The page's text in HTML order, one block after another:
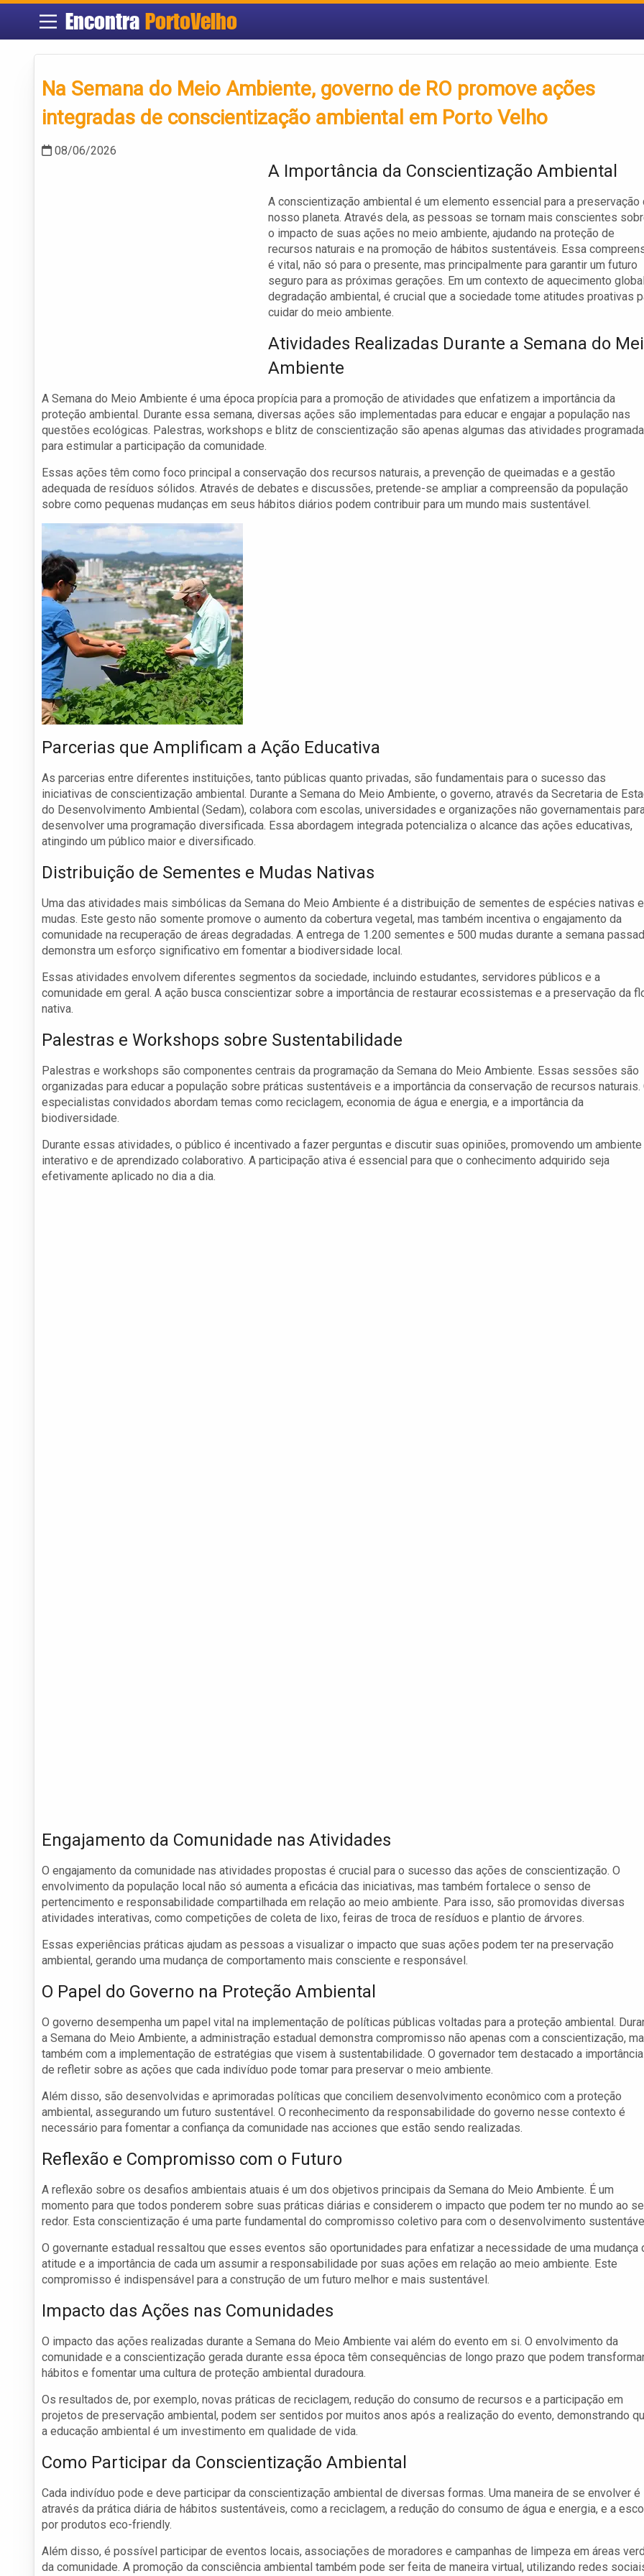
Encontra PortoVelho
Na Semana do Meio Ambiente, governo de RO promove ações
integradas de conscientização ambiental em Porto Velho
08/06/2026
A Importância da Conscientização Ambiental
A conscientização ambiental é um elemento essencial para a preservação
nosso planeta. Através dela, as pessoas se tornam mais conscientes
o impacto de suas ações no meio ambiente, ajudando na proteção de
recursos naturais e na promoção de hábitos sustentáveis. Essa
é vital, não só para o presente, mas principalmente para garantir um futuro
seguro para as próximas gerações. Em um contexto de aquecimento
degradação ambiental, é crucial que a sociedade tome atitudes proativas
cuidar do meio ambiente.
Atividades Realizadas Durante a Semana do
Ambiente
A Semana do Meio Ambiente é uma época propícia para a promoção de atividades que enfatizem a importância da
proteção ambiental. Durante essa semana, diversas ações são implementadas para educar e engajar a população nas
questões ecológicas. Palestras, workshops e blitz de conscientização são apenas algumas das atividades
para estimular a participação da comunidade.
Essas ações têm como foco principal a conservação dos recursos naturais, a prevenção de queimadas e a gestão
adequada de resíduos sólidos. Através de debates e discussões, pretende-se ampliar a compreensão da população
sobre como pequenas mudanças em seus hábitos diários podem contribuir para um mundo mais sustentável.
Parcerias que Amplificam a Ação Educativa
As parcerias entre diferentes instituições, tanto públicas quanto privadas, são fundamentais para o sucesso das
iniciativas de conscientização ambiental. Durante a Semana do Meio Ambiente, o governo, através da Secretaria de
do Desenvolvimento Ambiental (Sedam), colabora com escolas, universidades e organizações não governamentais
desenvolver uma programação diversificada. Essa abordagem integrada potencializa o alcance das ações educativas,
atingindo um público maior e diversificado.
Distribuição de Sementes e Mudas Nativas
Uma das atividades mais simbólicas da Semana do Meio Ambiente é a distribuição de sementes de espécies nativas e
mudas. Este gesto não somente promove o aumento da cobertura vegetal, mas também incentiva o engajamento da
comunidade na recuperação de áreas degradadas. A entrega de 1.200 sementes e 500 mudas durante a semana
demonstra um esforço significativo em fomentar a biodiversidade local.
Essas atividades envolvem diferentes segmentos da sociedade, incluindo estudantes, servidores públicos e a
comunidade em geral. A ação busca conscientizar sobre a importância de restaurar ecossistemas e a preservação da
nativa.
Palestras e Workshops sobre Sustentabilidade
Palestras e workshops são componentes centrais da programação da Semana do Meio Ambiente. Essas sessões são
organizadas para educar a população sobre práticas sustentáveis e a importância da conservação de recursos naturais.
especialistas convidados abordam temas como reciclagem, economia de água e energia, e a importância da
biodiversidade.
Durante essas atividades, o público é incentivado a fazer perguntas e discutir suas opiniões, promovendo um ambiente
interativo e de aprendizado colaborativo. A participação ativa é essencial para que o conhecimento adquirido seja
efetivamente aplicado no dia a dia.
Engajamento da Comunidade nas Atividades
O engajamento da comunidade nas atividades propostas é crucial para o sucesso das ações de conscientização. O
envolvimento da população local não só aumenta a eficácia das iniciativas, mas também fortalece o senso de
pertencimento e responsabilidade compartilhada em relação ao meio ambiente. Para isso, são promovidas diversas
atividades interativas, como competições de coleta de lixo, feiras de troca de resíduos e plantio de árvores.
Essas experiências práticas ajudam as pessoas a visualizar o impacto que suas ações podem ter na preservação
ambiental, gerando uma mudança de comportamento mais consciente e responsável.
O Papel do Governo na Proteção Ambiental
O governo desempenha um papel vital na implementação de políticas públicas voltadas para a proteção ambiental.
a Semana do Meio Ambiente, a administração estadual demonstra compromisso não apenas com a conscientização,
também com a implementação de estratégias que visem à sustentabilidade. O governador tem destacado a importância
de refletir sobre as ações que cada indivíduo pode tomar para preservar o meio ambiente.
Além disso, são desenvolvidas e aprimoradas políticas que conciliem desenvolvimento econômico com a proteção
ambiental, assegurando um futuro sustentável. O reconhecimento da responsabilidade do governo nesse contexto é
necessário para fomentar a confiança da comunidade nas acciones que estão sendo realizadas.
Reflexão e Compromisso com o Futuro
A reflexão sobre os desafios ambientais atuais é um dos objetivos principais da Semana do Meio Ambiente. É um
momento para que todos ponderem sobre suas práticas diárias e considerem o impacto que podem ter no mundo ao
redor. Esta conscientização é uma parte fundamental do compromisso coletivo para com o desenvolvimento
O governante estadual ressaltou que esses eventos são oportunidades para enfatizar a necessidade de uma mudança
atitude e a importância de cada um assumir a responsabilidade por suas ações em relação ao meio ambiente. Este
compromisso é indispensável para a construção de um futuro melhor e mais sustentável.
Impacto das Ações nas Comunidades
O impacto das ações realizadas durante a Semana do Meio Ambiente vai além do evento em si. O envolvimento da
comunidade e a conscientização gerada durante essa época têm consequências de longo prazo que podem
hábitos e fomentar uma cultura de proteção ambiental duradoura.
Os resultados de, por exemplo, novas práticas de reciclagem, redução do consumo de recursos e a participação em
projetos de preservação ambiental, podem ser sentidos por muitos anos após a realização do evento, demonstrando
a educação ambiental é um investimento em qualidade de vida.
Como Participar da Conscientização Ambiental
Cada indivíduo pode e deve participar da conscientização ambiental de diversas formas. Uma maneira de se envolver é
através da prática diária de hábitos sustentáveis, como a reciclagem, a redução do consumo de água e energia, e a
por produtos eco-friendly.
Além disso, é possível participar de eventos locais, associações de moradores e campanhas de limpeza em áreas
da comunidade. A promoção da consciência ambiental também pode ser feita de maneira virtual, utilizando redes